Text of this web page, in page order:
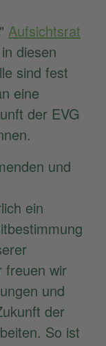
Aufsichtsrat
diesen
sind fest
eine
der EVG
und
ein
freuen wir
und
der
So ist